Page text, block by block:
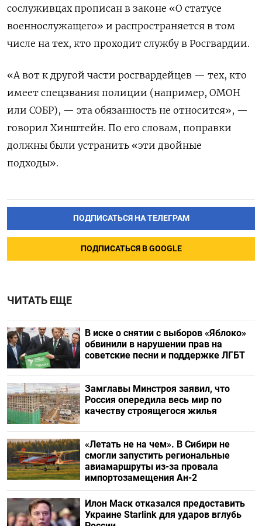
сослуживцах прописан в законе «О статусе
военнослужащего» и распространяется в том
числе на тех, кто проходит службу в Росгвардии.
«А вот к другой части росгвардейцев — тех, кто
имеет спецзвания полиции (например, ОМОН
или СОБР), — эта обязанность не относится», —
говорил Хинштейн. По его словам, поправки
должны были устранить «эти двойные
подходы».
ПОДПИСАТЬСЯ НА ТЕЛЕГРАМ
ПОДПИСАТЬСЯ В GOOGLE
ЧИТАТЬ ЕЩЕ
В иске о снятии с выборов «Яблоко»
обвинили в нарушении прав на
советские песни и поддержке ЛГБТ
Замглавы Минстроя заявил, что
Россия опередила весь мир по
качеству строящегося жилья
«Летать не на чем». В Сибири не
смогли запустить региональные
авиамаршруты из-за провала
импортозамещения Ан-2
Илон Маск отказался предоставить
Украине Starlink для ударов вглубь